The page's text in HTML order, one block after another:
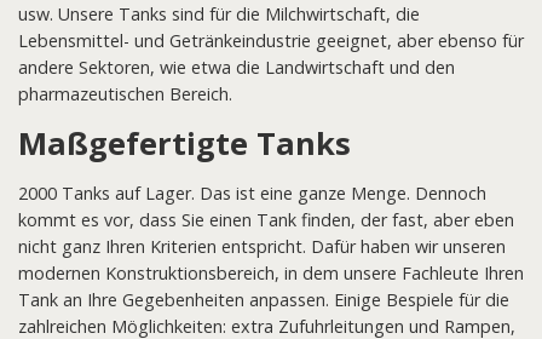
usw. Unsere Tanks sind für die Milchwirtschaft, die
Lebensmittel- und Getränkeindustrie geeignet, aber ebenso für
andere Sektoren, wie etwa die Landwirtschaft und den
pharmazeutischen Bereich.
Maßgefertigte Tanks
2000 Tanks auf Lager. Das ist eine ganze Menge. Dennoch
kommt es vor, dass Sie einen Tank finden, der fast, aber eben
nicht ganz Ihren Kriterien entspricht. Dafür haben wir unseren
modernen Konstruktionsbereich, in dem unsere Fachleute Ihren
Tank an Ihre Gegebenheiten anpassen. Einige Bespiele für die
zahlreichen Möglichkeiten: extra Zufuhrleitungen und Rampen,